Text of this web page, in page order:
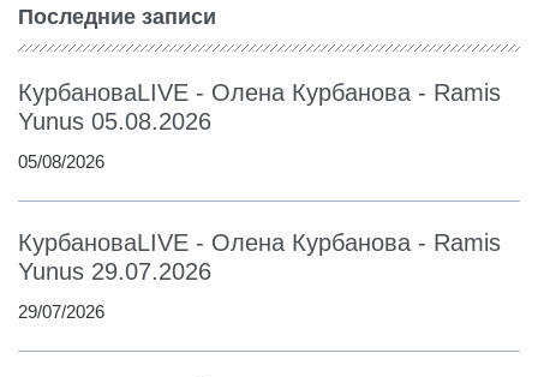
Последние записи
КурбановаLIVE - Олена Курбанова - Ramis
Yunus 05.08.2026
05/08/2026
КурбановаLIVE - Олена Курбанова - Ramis
Yunus 29.07.2026
29/07/2026